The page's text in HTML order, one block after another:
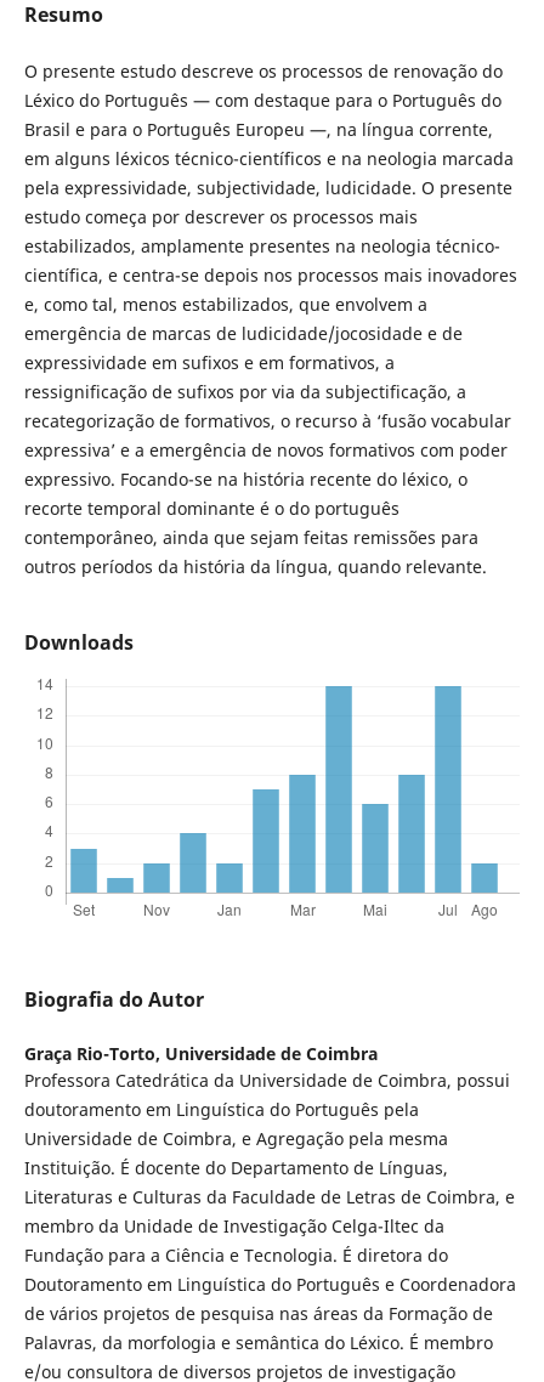
Resumo
O presente estudo descreve os processos de renovação do
Léxico do Português — com destaque para o Português do
Brasil e para o Português Europeu —, na língua corrente,
em alguns léxicos técnico-científicos e na neologia marcada
pela expressividade, subjectividade, ludicidade. O presente
estudo começa por descrever os processos mais
estabilizados, amplamente presentes na neologia técnico-
científica, e centra-se depois nos processos mais inovadores
e, como tal, menos estabilizados, que envolvem a
emergência de marcas de ludicidade/jocosidade e de
expressividade em sufixos e em formativos, a
ressignificação de sufixos por via da subjectificação, a
recategorização de formativos, o recurso à ‘fusão vocabular
expressiva’ e a emergência de novos formativos com poder
expressivo. Focando-se na história recente do léxico, o
recorte temporal dominante é o do português
contemporâneo, ainda que sejam feitas remissões para
outros períodos da história da língua, quando relevante.
Downloads
Biografia do Autor
Graça Rio-Torto, Universidade de Coimbra
Professora Catedrática da Universidade de Coimbra, possui
doutoramento em Linguística do Português pela
Universidade de Coimbra, e Agregação pela mesma
Instituição. É docente do Departamento de Línguas,
Literaturas e Culturas da Faculdade de Letras de Coimbra, e
membro da Unidade de Investigação Celga-Iltec da
Fundação para a Ciência e Tecnologia. É diretora do
Doutoramento em Linguística do Português e Coordenadora
de vários projetos de pesquisa nas áreas da Formação de
Palavras, da morfologia e semântica do Léxico. É membro
e/ou consultora de diversos projetos de investigação